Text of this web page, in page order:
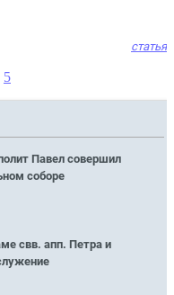
статья
5
Павел совершил
соборе
свв. апп. Петра и